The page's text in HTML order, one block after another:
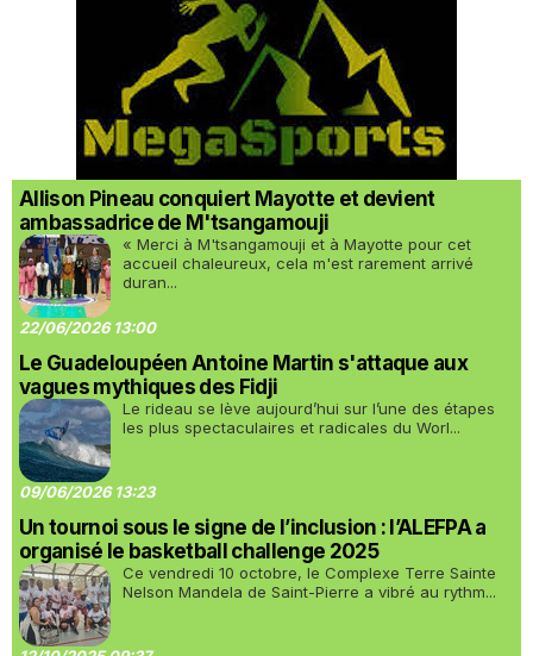
Allison Pineau conquiert Mayotte et devient
ambassadrice de M'tsangamouji
« Merci à M'tsangamouji et à Mayotte pour cet
accueil chaleureux, cela m'est rarement arrivé
duran...
22/06/2026 13:00
Le Guadeloupéen Antoine Martin s'attaque aux
vagues mythiques des Fidji
Le rideau se lève aujourd’hui sur l’une des étapes
les plus spectaculaires et radicales du Worl...
09/06/2026 13:23
Un tournoi sous le signe de l’inclusion : l’ALEFPA a
organisé le basketball challenge 2025
Ce vendredi 10 octobre, le Complexe Terre Sainte
Nelson Mandela de Saint-Pierre a vibré au rythm...